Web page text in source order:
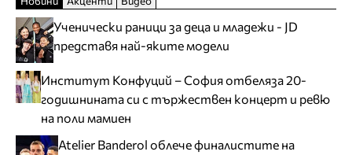
Ученически раници за деца и младежи - JD
представя най-яките модели
Институт Конфуций – София отбеляза 20-
годишнината си с тържествен концерт и ревю
на поли мамиен
Atelier Banderol облече финалистите на